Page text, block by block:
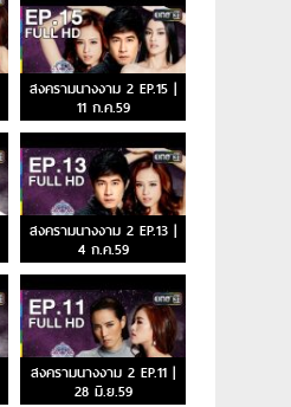
สงครามนางงาม 2 EP.15 |
11 ก.ค.59
สงครามนางงาม 2 EP.13 |
4 ก.ค.59
สงครามนางงาม 2 EP.11 |
28 มิ.ย.59